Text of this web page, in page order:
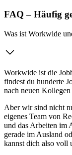
FAQ – Häufig
Was ist Workwide
Workwide ist die
findest du hunderte
nach neuen
Aber wir sind nicht
eigenes Team von
und das Arbeiten im
gerade im Ausland
kannst dich also voll